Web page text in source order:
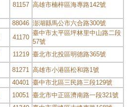
81157 高雄市楠梓區海專路142號
88046 澎湖縣馬公市六合路300號
41170
臺中市太平區坪林里中山路二段
57號
11219 臺北市北投區明德路365號
81271 高雄市小港區松和路1號
40401 臺中市北區三民路三段129號
10051 臺北市中正區濟南路一段321號